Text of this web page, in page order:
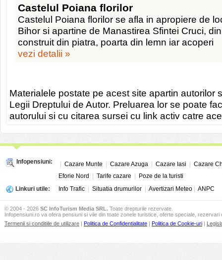
Castelul Poiana florilor
Castelul Poiana florilor se afla in apropiere de
Bihor si apartine de Manastirea Sfintei Cruci,
construit din piatra, poarta din lemn iar acoperi
vezi detalii »
Materialele postate pe acest site apartin autorilor
Legii Dreptului de Autor. Preluarea lor se poate
autorului si cu citarea sursei cu link activ catre
Infopensiuni: Cazare Munte Cazare Azuga Cazare Iasi
Cazare
Eforie Nord
Tarife cazare
Poze de la turisti
Linkuri utile:
Info Trafic Situatia drumurilor Avertizari Meteo ANPC
© 2004 - 2026 SC InfoTurism Media SRL. Toate drepturile rezervate.
Infopensiuni.ro va ofera pensiuni si vile din toate zonele turistice, oferte speciale, rezervari
Termenii si conditiile de utilizare | Politica de Confidentialitate | Politica de Cookie-uri |